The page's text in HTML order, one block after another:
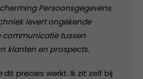
Persoonsgegevens.
levert ongekende
communicatie tussen
klanten en prospects.
dit precies werkt. Ik zit zelf bij